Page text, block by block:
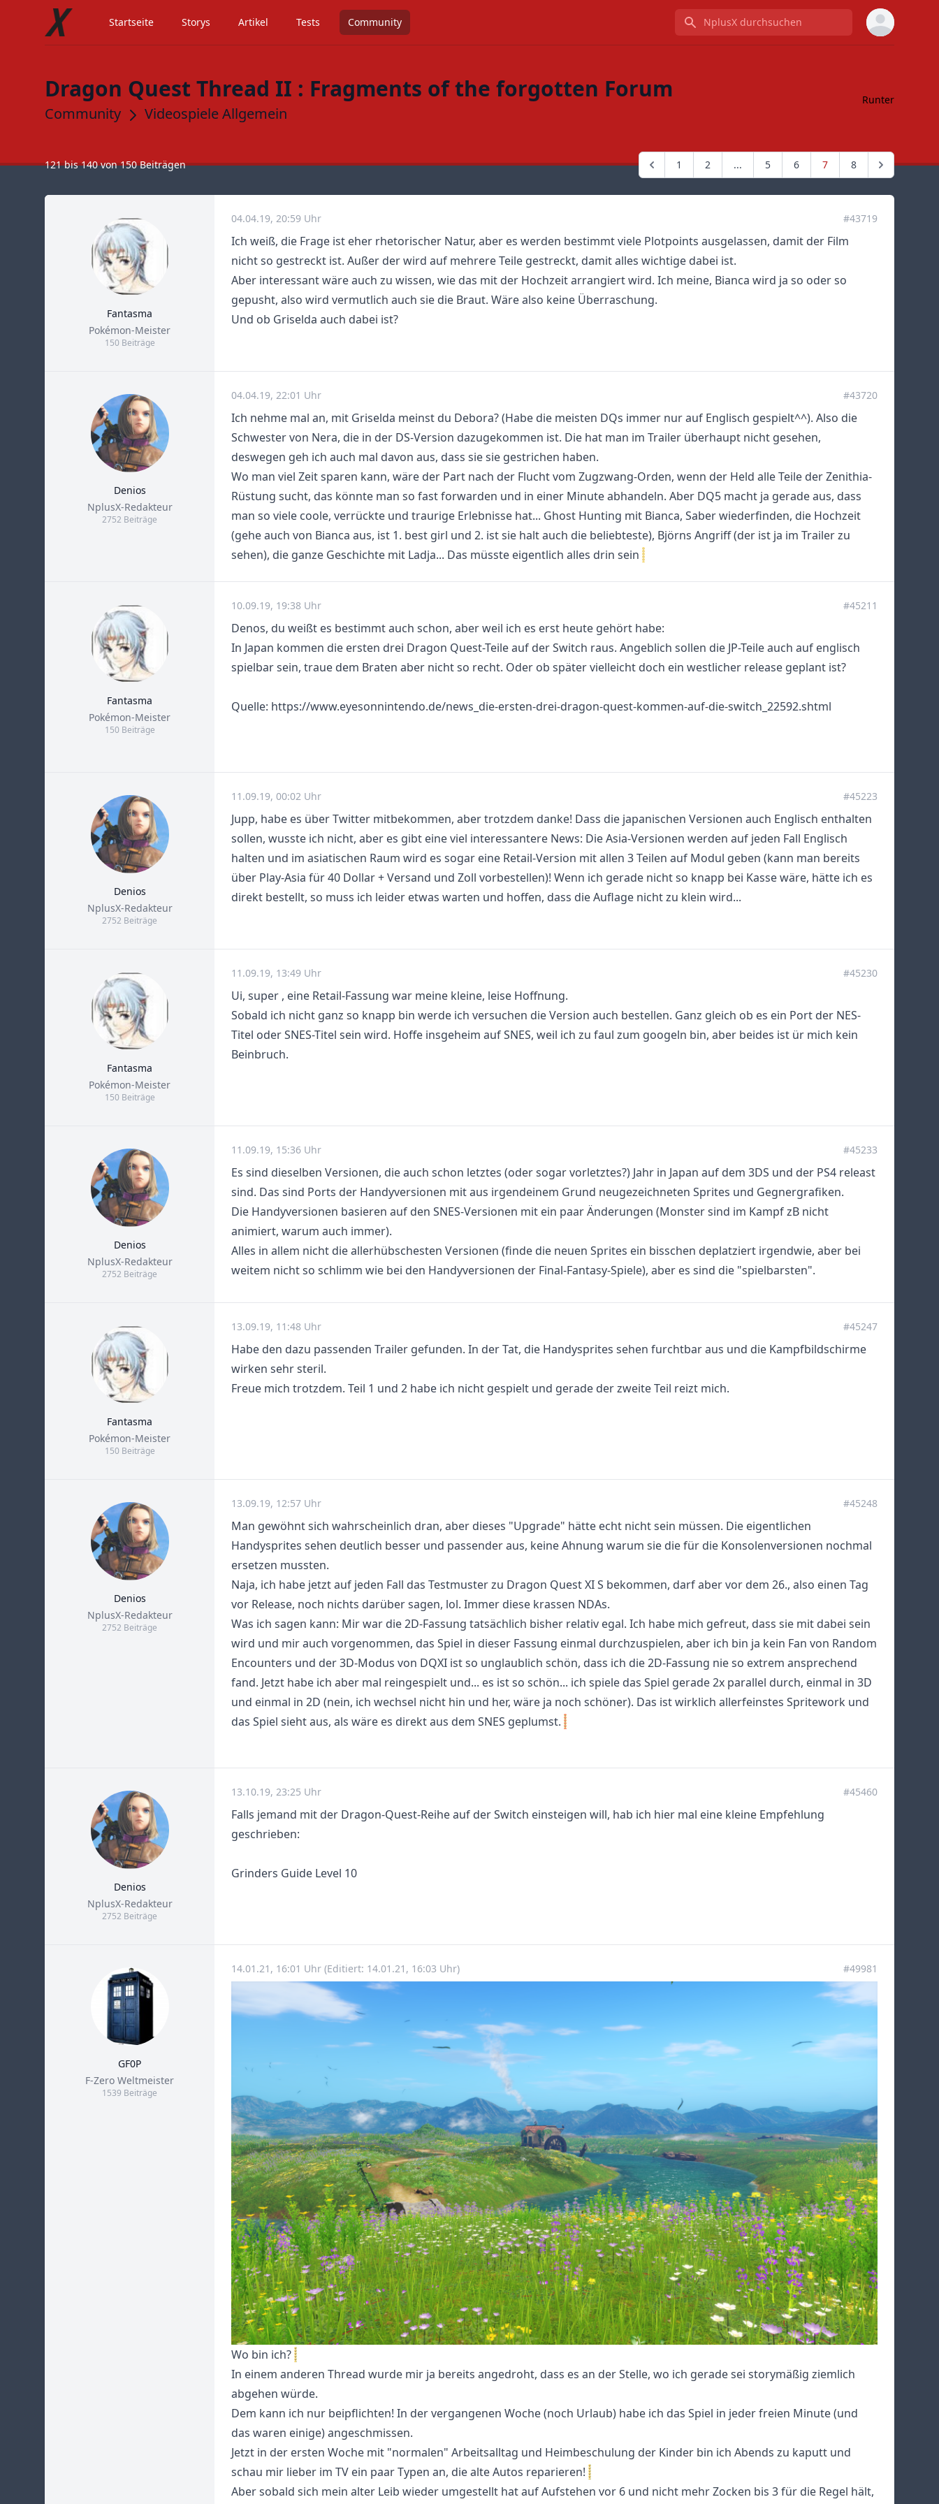
Startseite Storys Artikel Tests Community NplusX durchsuchen
Dragon Quest Thread II : Fragments of the forgotten Forum
Community Videospiele Allgemein
Runter
121bis140von150Beiträgen 1 2 ... 5 6 7 8
Fantasma
Pokémon-Meister
150 Beiträge
04.04.19, 20:59 Uhr #43719
Ich weiß, die Frage ist eher rhetorischer Natur, aber es werden bestimmt viele Plotpoints ausgelassen, damit der Film
nicht so gestreckt ist. Außer der wird auf mehrere Teile gestreckt, damit alles wichtige dabei ist.
Aber interessant wäre auch zu wissen, wie das mit der Hochzeit arrangiert wird. Ich meine, Bianca wird ja so oder so
gepusht, also wird vermutlich auch sie die Braut. Wäre also keine Überraschung.
Und ob Griselda auch dabei ist?
Denios
TitleNplusX-Redakteur
2752 Beiträge
04.04.19, 22:01 Uhr #43720
Ich nehme mal an, mit Griselda meinst du Debora? (Habe die meisten DQs immer nur auf Englisch gespielt^^). Also die
Schwester von Nera, die in der DS-Version dazugekommen ist. Die hat man im Trailer überhaupt nicht gesehen,
deswegen geh ich auch mal davon aus, dass sie sie gestrichen haben.
Wo man viel Zeit sparen kann, wäre der Part nach der Flucht vom Zugzwang-Orden, wenn der Held alle Teile der Zenithia-
Rüstung sucht, das könnte man so fast forwarden und in einer Minute abhandeln. Aber DQ5 macht ja gerade aus, dass
man so viele coole, verrückte und traurige Erlebnisse hat... Ghost Hunting mit Bianca, Saber wiederfinden, die Hochzeit
(gehe auch von Bianca aus, ist 1. best girl und 2. ist sie halt auch die beliebteste), Björns Angriff (der ist ja im Trailer zu
sehen), die ganze Geschichte mit Ladja... Das müsste eigentlich alles drin sein
Fantasma
Pokémon-Meister
150 Beiträge
10.09.19, 19:38 Uhr #45211
Denos, du weißt es bestimmt auch schon, aber weil ich es erst heute gehört habe:
In Japan kommen die ersten drei Dragon Quest-Teile auf der Switch raus. Angeblich sollen die JP-Teile auch auf englisch
spielbar sein, traue dem Braten aber nicht so recht. Oder ob später vielleicht doch ein westlicher release geplant ist?
Quelle: https://www.eyesonnintendo.de/news_die-ersten-drei-dragon-quest-kommen-auf-die-switch_22592.shtml
Denios
TitleNplusX-Redakteur
2752 Beiträge
11.09.19, 00:02 Uhr #45223
Jupp, habe es über Twitter mitbekommen, aber trotzdem danke! Dass die japanischen Versionen auch Englisch enthalten
sollen, wusste ich nicht, aber es gibt eine viel interessantere News: Die Asia-Versionen werden auf jeden Fall Englisch
halten und im asiatischen Raum wird es sogar eine Retail-Version mit allen 3 Teilen auf Modul geben (kann man bereits
über Play-Asia für 40 Dollar + Versand und Zoll vorbestellen)! Wenn ich gerade nicht so knapp bei Kasse wäre, hätte ich es
direkt bestellt, so muss ich leider etwas warten und hoffen, dass die Auflage nicht zu klein wird...
Fantasma
Pokémon-Meister
150 Beiträge
11.09.19, 13:49 Uhr #45230
Ui, super , eine Retail-Fassung war meine kleine, leise Hoffnung.
Sobald ich nicht ganz so knapp bin werde ich versuchen die Version auch bestellen. Ganz gleich ob es ein Port der NES-
Titel oder SNES-Titel sein wird. Hoffe insgeheim auf SNES, weil ich zu faul zum googeln bin, aber beides ist ür mich kein
Beinbruch.
Denios
TitleNplusX-Redakteur
2752 Beiträge
11.09.19, 15:36 Uhr #45233
Es sind dieselben Versionen, die auch schon letztes (oder sogar vorletztes?) Jahr in Japan auf dem 3DS und der PS4 releast
sind. Das sind Ports der Handyversionen mit aus irgendeinem Grund neugezeichneten Sprites und Gegnergrafiken.
Die Handyversionen basieren auf den SNES-Versionen mit ein paar Änderungen (Monster sind im Kampf zB nicht
animiert, warum auch immer).
Alles in allem nicht die allerhübschesten Versionen (finde die neuen Sprites ein bisschen deplatziert irgendwie, aber bei
weitem nicht so schlimm wie bei den Handyversionen der Final-Fantasy-Spiele), aber es sind die "spielbarsten".
Fantasma
Pokémon-Meister
150 Beiträge
13.09.19, 11:48 Uhr #45247
Habe den dazu passenden Trailer gefunden. In der Tat, die Handysprites sehen furchtbar aus und die Kampfbildschirme
wirken sehr steril.
Freue mich trotzdem. Teil 1 und 2 habe ich nicht gespielt und gerade der zweite Teil reizt mich.
Denios
TitleNplusX-Redakteur
2752 Beiträge
13.09.19, 12:57 Uhr #45248
Man gewöhnt sich wahrscheinlich dran, aber dieses "Upgrade" hätte echt nicht sein müssen. Die eigentlichen
Handysprites sehen deutlich besser und passender aus, keine Ahnung warum sie die für die Konsolenversionen nochmal
ersetzen mussten.
Naja, ich habe jetzt auf jeden Fall das Testmuster zu Dragon Quest XI S bekommen, darf aber vor dem 26., also einen Tag
vor Release, noch nichts darüber sagen, lol. Immer diese krassen NDAs.
Was ich sagen kann: Mir war die 2D-Fassung tatsächlich bisher relativ egal. Ich habe mich gefreut, dass sie mit dabei sein
wird und mir auch vorgenommen, das Spiel in dieser Fassung einmal durchzuspielen, aber ich bin ja kein Fan von Random
Encounters und der 3D-Modus von DQXI ist so unglaublich schön, dass ich die 2D-Fassung nie so extrem ansprechend
fand. Jetzt habe ich aber mal reingespielt und... es ist so schön... ich spiele das Spiel gerade 2x parallel durch, einmal in 3D
und einmal in 2D (nein, ich wechsel nicht hin und her, wäre ja noch schöner). Das ist wirklich allerfeinstes Spritework und
das Spiel sieht aus, als wäre es direkt aus dem SNES geplumst.
Denios
TitleNplusX-Redakteur
2752 Beiträge
13.10.19, 23:25 Uhr #45460
Falls jemand mit der Dragon-Quest-Reihe auf der Switch einsteigen will, hab ich hier mal eine kleine Empfehlung
geschrieben:
Grinders Guide Level 10
GF0P
TitleF-Zero Weltmeister
1539 Beiträge
14.01.21, 16:01 Uhr(Editiert: 14.01.21, 16:03 Uhr) #49981
Wo bin ich?
In einem anderen Thread wurde mir ja bereits angedroht, dass es an der Stelle, wo ich gerade sei storymäßig ziemlich
abgehen würde.
Dem kann ich nur beipflichten! In der vergangenen Woche (noch Urlaub) habe ich das Spiel in jeder freien Minute (und
das waren einige) angeschmissen.
Jetzt in der ersten Woche mit "normalen" Arbeitsalltag und Heimbeschulung der Kinder bin ich Abends zu kaputt und
schau mir lieber im TV ein paar Typen an, die alte Autos reparieren!
Aber sobald sich mein alter Leib wieder umgestellt hat auf Aufstehen vor 6 und nicht mehr Zocken bis 3 für die Regel hält,